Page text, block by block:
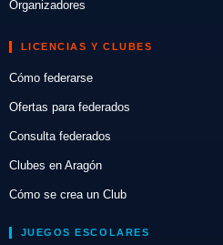
Organizadores
LICENCIAS Y CLUBES
Cómo federarse
Ofertas para federados
Consulta federados
Clubes en Aragón
Cómo se crea un Club
JUEGOS ESCOLARES